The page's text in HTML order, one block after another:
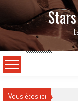
Vous êtes ici